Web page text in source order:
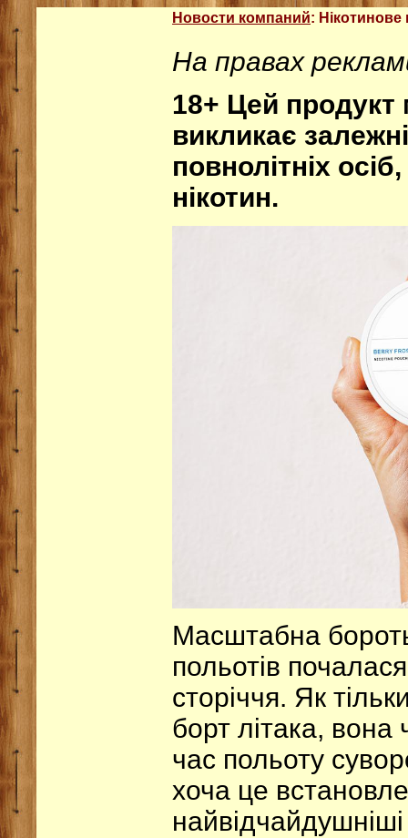
Новости компаний: Нікотинове
На правах
18+ Цей продукт
викликає
повнолітніх
нікотин.
Масштабна
польотів
сторіччя. Як
борт літака, вона
час польоту
хоча це